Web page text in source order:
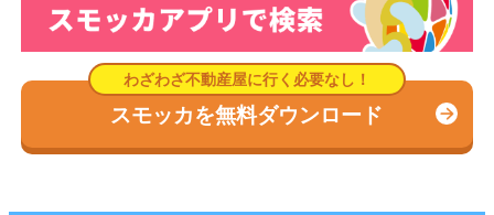
スモッカを無料ダウンロード